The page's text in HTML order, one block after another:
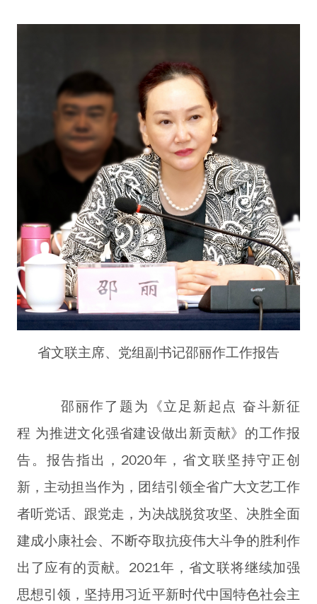
省文联主席、党组副书记邵丽作工作报告
邵丽作了题为《立足新起点 奋斗新征
程 为推进文化强省建设做出新贡献》的工作报
告。报告指出，2020年，省文联坚持守正创
新，主动担当作为，团结引领全省广大文艺工作
者听党话、跟党走，为决战脱贫攻坚、决胜全面
建成小康社会、不断夺取抗疫伟大斗争的胜利作
出了应有的贡献。2021年，省文联将继续加强
思想引领，坚持用习近平新时代中国特色社会主